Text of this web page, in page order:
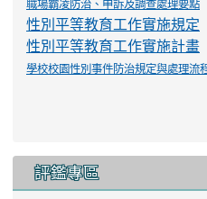
性別平等教育工作實施規定
性別平等教育工作實施計畫
學校校園性別事件防治規定與處理流
評鑑專區